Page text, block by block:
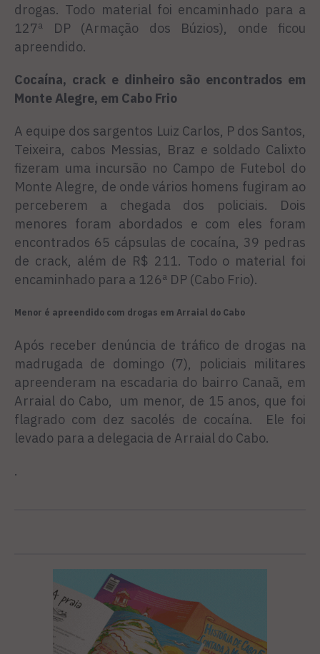
drogas. Todo material foi encaminhado para a
127ª DP (Armação dos Búzios), onde ficou
apreendido.
Cocaína, crack e dinheiro são encontrados em
Monte Alegre, em Cabo Frio
A equipe dos sargentos Luiz Carlos, P dos Santos,
Teixeira, cabos Messias, Braz e soldado Calixto
fizeram uma incursão no Campo de Futebol do
Monte Alegre, de onde vários homens fugiram ao
perceberem a chegada dos policiais. Dois
menores foram abordados e com eles foram
encontrados 65 cápsulas de cocaína, 39 pedras
de crack, além de R$ 211. Todo o material foi
encaminhado para a 126ª DP (Cabo Frio).
Menor é apreendido com drogas em Arraial do Cabo
Após receber denúncia de tráfico de drogas na
madrugada de domingo (7), policiais militares
apreenderam na escadaria do bairro Canaã, em
Arraial do Cabo, um menor, de 15 anos, que foi
flagrado com dez sacolés de cocaína. Ele foi
levado para a delegacia de Arraial do Cabo.
.